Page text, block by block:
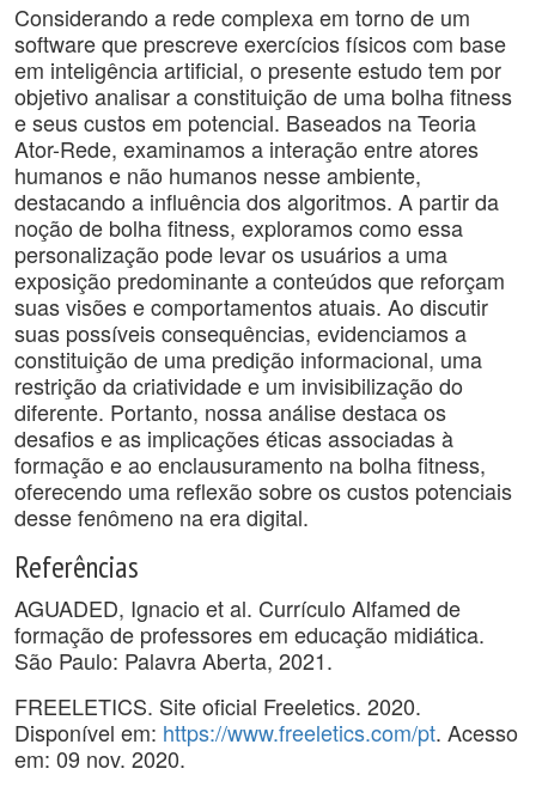
Considerando a rede complexa em torno de um
software que prescreve exercícios físicos com base
em inteligência artificial, o presente estudo tem por
objetivo analisar a constituição de uma bolha fitness
e seus custos em potencial. Baseados na Teoria
Ator-Rede, examinamos a interação entre atores
humanos e não humanos nesse ambiente,
destacando a influência dos algoritmos. A partir da
noção de bolha fitness, exploramos como essa
personalização pode levar os usuários a uma
exposição predominante a conteúdos que reforçam
suas visões e comportamentos atuais. Ao discutir
suas possíveis consequências, evidenciamos a
constituição de uma predição informacional, uma
restrição da criatividade e um invisibilização do
diferente. Portanto, nossa análise destaca os
desafios e as implicações éticas associadas à
formação e ao enclausuramento na bolha fitness,
oferecendo uma reflexão sobre os custos potenciais
desse fenômeno na era digital.
Referências
AGUADED, Ignacio et al. Currículo Alfamed de
formação de professores em educação midiática.
São Paulo: Palavra Aberta, 2021.
FREELETICS. Site oficial Freeletics. 2020.
Disponível em: https://www.freeletics.com/pt. Acesso
em: 09 nov. 2020.